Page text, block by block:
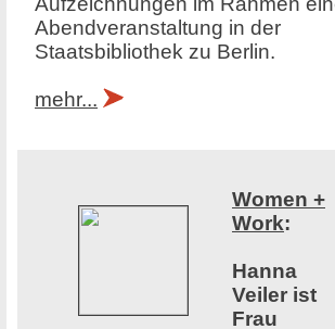
Abendveranstaltung in der
Staatsbibliothek zu Berlin.
mehr...
Women +
Work:
Hanna
Veiler ist
Frau